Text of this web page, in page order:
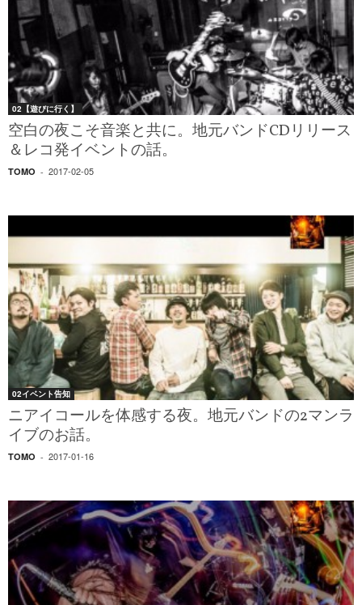
02【遊びに行く】
空白の夜こそ音楽と共に。地元バンドCDリリース
＆レコ発イベントの話。
TOMO - 2017-02-05
02イベント告知
ニアイコールを体感する夜。地元バンドの2マンラ
イブのお話。
TOMO - 2017-01-16